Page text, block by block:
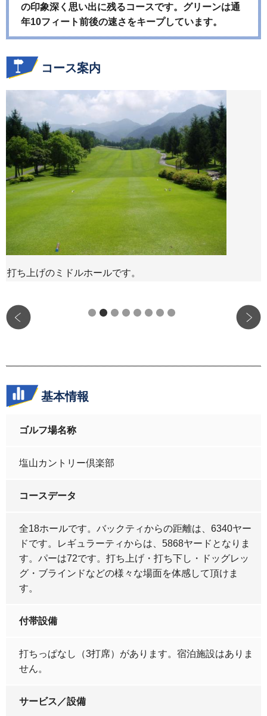
の印象深く思い出に残るコースです。グリーンは通
年10フィート前後の速さをキープしています。
コース案内
打ち上げのミドルホールです。
基本情報
ゴルフ場名称
塩山カントリー倶楽部
コースデータ
全18ホールです。バックティからの距離は、6340ヤー
ドです。レギュラーティからは、5868ヤードとなりま
す。パーは72です。打ち上げ・打ち下し・ドッグレッ
グ・ブラインドなどの様々な場面を体感して頂けま
す。
付帯設備
打ちっぱなし（3打席）があります。宿泊施設はありま
せん。
サービス／設備